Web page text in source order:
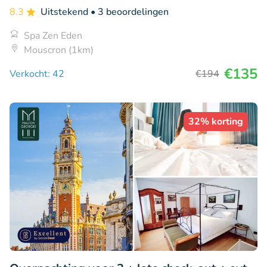
8.3 Uitstekend • 3 beoordelingen
Spa Zen Eden
Mouscron (1km)
Verkocht: 42
€194 €135
32% korting